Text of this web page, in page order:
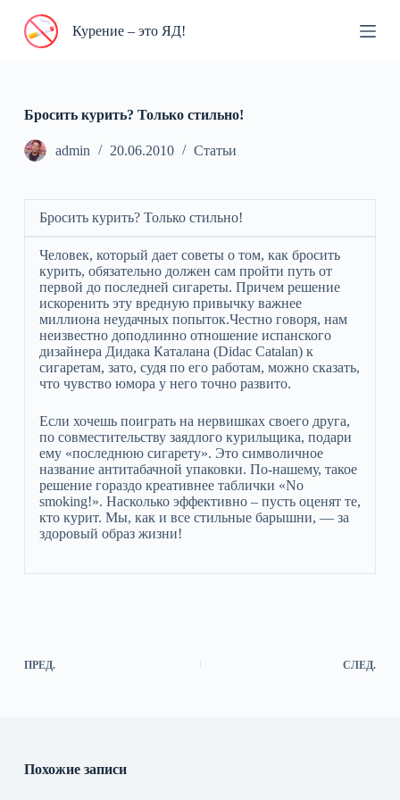
П
и
Курение – это ЯД!
Бросить курить? Только стильно!
admin 20.06.2010 Статьи
Бросить курить? Только стильно!
Человек, который дает советы о том, как бросить
курить, обязательно должен сам пройти путь от
первой до последней сигареты. Причем решение
искоренить эту вредную привычку важнее
миллиона неудачных попыток.Честно говоря, нам
неизвестно доподлинно отношение испанского
дизайнера Дидака Каталана (Didac Catalan) к
сигаретам, зато, судя по его работам, можно сказать,
что чувство юмора у него точно развито.
Если хочешь поиграть на нервишках своего друга,
по совместительству заядлого курильщика, подари
ему «последнюю сигарету». Это символичное
название антитабачной упаковки. По-нашему, такое
решение гораздо креативнее таблички «No
smoking!». Насколько эффективно – пусть оценят те,
кто курит. Мы, как и все стильные барышни, — за
здоровый образ жизни!
ПРЕД. СЛЕД.
Похожие записи